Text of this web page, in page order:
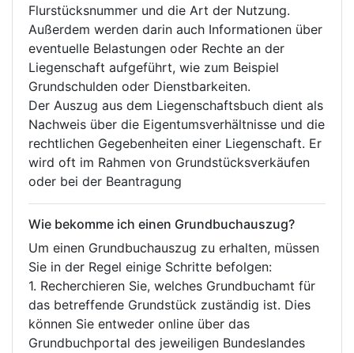
Flurstücksnummer und die Art der Nutzung.
Außerdem werden darin auch Informationen über
eventuelle Belastungen oder Rechte an der
Liegenschaft aufgeführt, wie zum Beispiel
Grundschulden oder Dienstbarkeiten.
Der Auszug aus dem Liegenschaftsbuch dient als
Nachweis über die Eigentumsverhältnisse und die
rechtlichen Gegebenheiten einer Liegenschaft. Er
wird oft im Rahmen von Grundstücksverkäufen
oder bei der Beantragung
Wie bekomme ich einen Grundbuchauszug?
Um einen Grundbuchauszug zu erhalten, müssen
Sie in der Regel einige Schritte befolgen:
1. Recherchieren Sie, welches Grundbuchamt für
das betreffende Grundstück zuständig ist. Dies
können Sie entweder online über das
Grundbuchportal des jeweiligen Bundeslandes